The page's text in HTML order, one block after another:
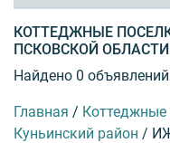
КОТТЕДЖНЫЕ
ПСКОВСКОЙ
Найдено 0 объявлений
Главная / Коттеджные
Куньинский район /